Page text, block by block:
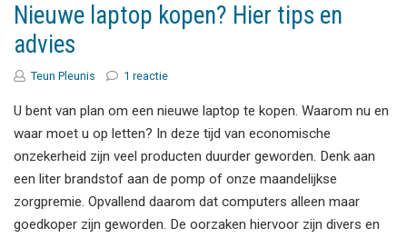
Nieuwe laptop kopen? Hier tips en
advies
Teun Pleunis 1 reactie
U bent van plan om een nieuwe laptop te kopen. Waarom nu en
waar moet u op letten? In deze tijd van economische
onzekerheid zijn veel producten duurder geworden. Denk aan
een liter brandstof aan de pomp of onze maandelijkse
zorgpremie. Opvallend daarom dat computers alleen maar
goedkoper zijn geworden. De oorzaken hiervoor zijn divers en